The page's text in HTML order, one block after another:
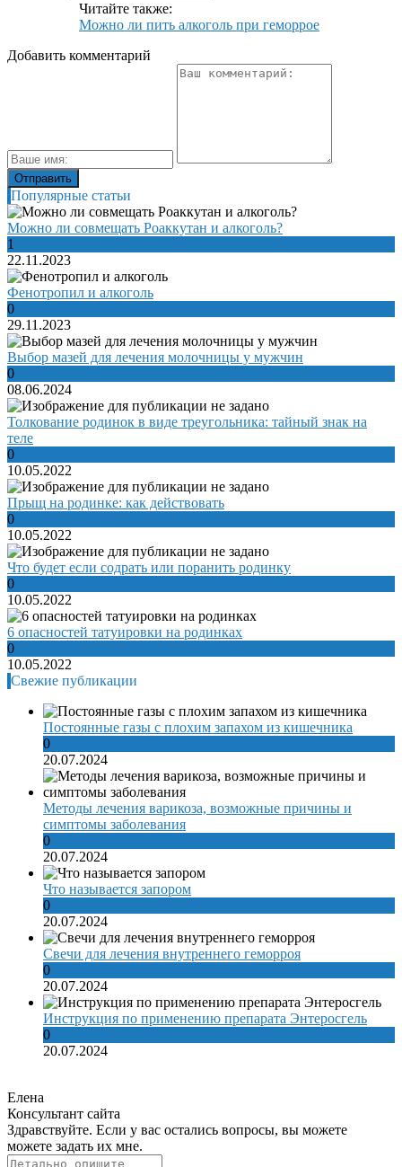
Читайте также:
Можно ли пить алкоголь при геморрое
Добавить комментарий
Популярные статьи
Можно ли совмещать Роаккутан и алкоголь?
1
22.11.2023
Фенотропил и алкоголь
0
29.11.2023
Выбор мазей для лечения молочницы у мужчин
0
08.06.2024
Толкование родинок в виде треугольника: тайный знак на
теле
0
10.05.2022
Прыщ на родинке: как действовать
0
10.05.2022
Что будет если содрать или поранить родинку
0
10.05.2022
6 опасностей татуировки на родинках
0
10.05.2022
Свежие публикации
Постоянные газы с плохим запахом из кишечника
0
20.07.2024
Методы лечения варикоза, возможные причины и
симптомы заболевания
0
20.07.2024
Что называется запором
0
20.07.2024
Свечи для лечения внутреннего геморроя
0
20.07.2024
Инструкция по применению препарата Энтеросгель
0
20.07.2024
Елена
Консультант сайта
Здравствуйте. Если у вас остались вопросы, вы можете
можете задать их мне.